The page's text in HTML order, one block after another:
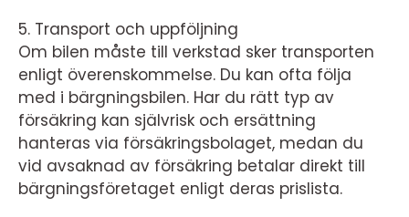
5. Transport och uppföljning
Om bilen måste till verkstad sker transporten
enligt överenskommelse. Du kan ofta följa
med i bärgningsbilen. Har du rätt typ av
försäkring kan självrisk och ersättning
hanteras via försäkringsbolaget, medan du
vid avsaknad av försäkring betalar direkt till
bärgningsföretaget enligt deras prislista.